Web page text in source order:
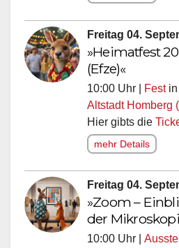
Freitag 04.
»Heimatfest
(Efze)«
10:00 Uhr | Festin
Altstadt Homberg
Hier gibts die
mehr Details
Freitag 04.
»Zoom –
der
10:00 Uhr |